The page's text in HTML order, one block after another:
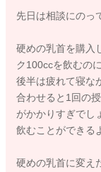
先日は相談にのっ
硬めの乳首を購入
ク100ccを飲むの
後半は疲れて寝な
合わせると1回の
がかかりすぎでし
飲むことができる
硬めの乳首に変え